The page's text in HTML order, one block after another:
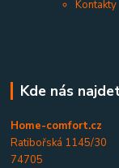
Kontakty
Kde nás
Home-comfort.cz
Ratibořská 1145/30
74705